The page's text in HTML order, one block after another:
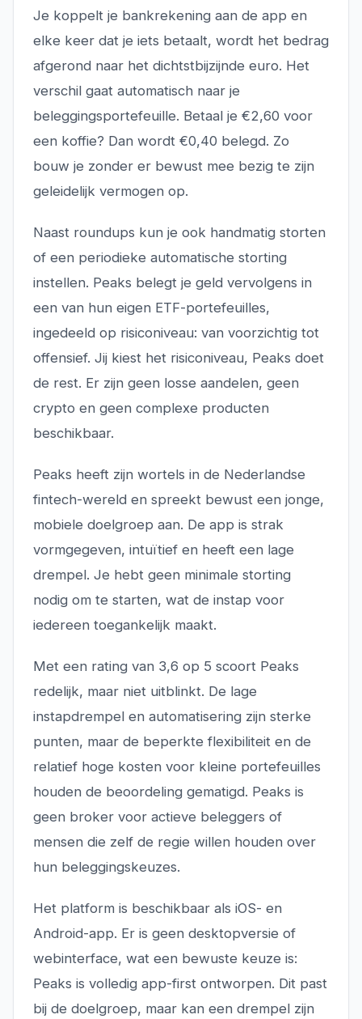
Je koppelt je bankrekening aan de app en
elke keer dat je iets betaalt, wordt het bedrag
afgerond naar het dichtstbijzijnde euro. Het
verschil gaat automatisch naar je
beleggingsportefeuille. Betaal je €2,60 voor
een koffie? Dan wordt €0,40 belegd. Zo
bouw je zonder er bewust mee bezig te zijn
geleidelijk vermogen op.
Naast roundups kun je ook handmatig storten
of een periodieke automatische storting
instellen. Peaks belegt je geld vervolgens in
een van hun eigen ETF-portefeuilles,
ingedeeld op risiconiveau: van voorzichtig tot
offensief. Jij kiest het risiconiveau, Peaks doet
de rest. Er zijn geen losse aandelen, geen
crypto en geen complexe producten
beschikbaar.
Peaks heeft zijn wortels in de Nederlandse
fintech-wereld en spreekt bewust een jonge,
mobiele doelgroep aan. De app is strak
vormgegeven, intuïtief en heeft een lage
drempel. Je hebt geen minimale storting
nodig om te starten, wat de instap voor
iedereen toegankelijk maakt.
Met een rating van 3,6 op 5 scoort Peaks
redelijk, maar niet uitblinkt. De lage
instapdrempel en automatisering zijn sterke
punten, maar de beperkte flexibiliteit en de
relatief hoge kosten voor kleine portefeuilles
houden de beoordeling gematigd. Peaks is
geen broker voor actieve beleggers of
mensen die zelf de regie willen houden over
hun beleggingskeuzes.
Het platform is beschikbaar als iOS- en
Android-app. Er is geen desktopversie of
webinterface, wat een bewuste keuze is:
Peaks is volledig app-first ontworpen. Dit past
bij de doelgroep, maar kan een drempel zijn